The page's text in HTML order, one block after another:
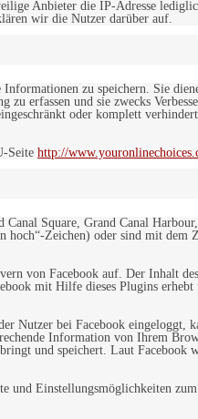
Anbieter die IP-Adresse
wir die Nutzer darüber auf.
zu speichern. Sie
erfassen und sie zwecks
oder komplett
Seite http://
Canal Square, Grand Canal
Zeichen) oder sind mit dem
von Facebook auf. Der Inhalt
mit Hilfe dieses Plugins
Nutzer bei Facebook eingeloggt,
Information von Ihrem
und speichert. Laut Facebook
und Einstellungsmöglichkeiten